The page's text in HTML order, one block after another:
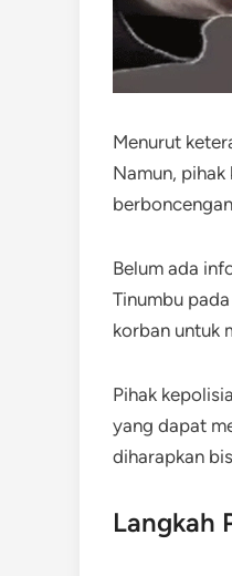
Menurut
Namun,
Belum ada
Tinumbu
korban untuk
Pihak
yang dapat
diharapkan
Langkah